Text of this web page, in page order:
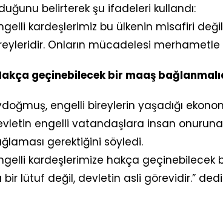
belirterek şu ifadeleri kullandı:
kardeşlerimiz bu ülkenin misafiri
Onların mücadelesi
geçinebilecek bir maaş
engelli bireylerin yaşadığı
engelli vatandaşlara insan onuruna
gerektiğini söyledi.
kardeşlerimize hakça geçinebilecek
bir lütuf değil, devletin asli görevidir.”